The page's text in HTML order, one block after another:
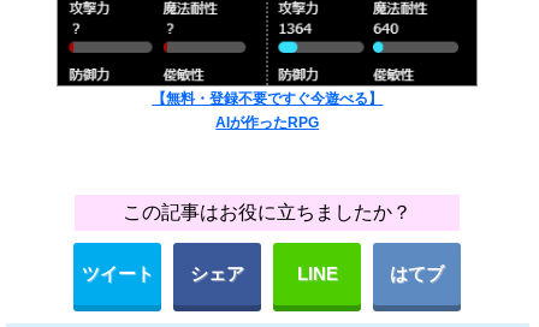
【無料・登録不要ですぐ今遊べる】
AIが作ったRPG
この記事はお役に立ちましたか？
ツイート シェア LINE はてブ